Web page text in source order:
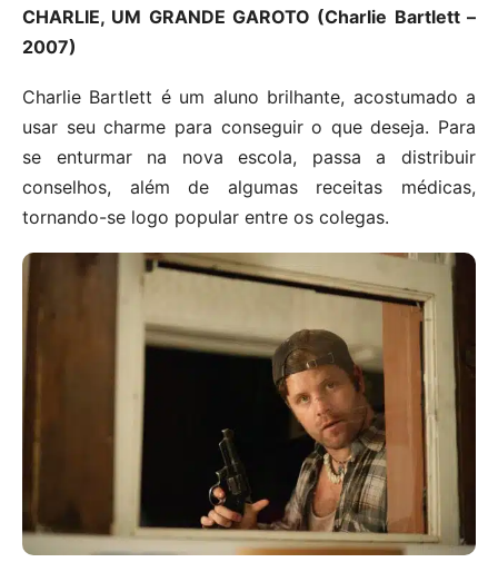
CHARLIE, UM GRANDE GAROTO (Charlie Bartlett –
2007)
Charlie Bartlett é um aluno brilhante, acostumado a
usar seu charme para conseguir o que deseja. Para
se enturmar na nova escola, passa a distribuir
conselhos, além de algumas receitas médicas,
tornando-se logo popular entre os colegas.